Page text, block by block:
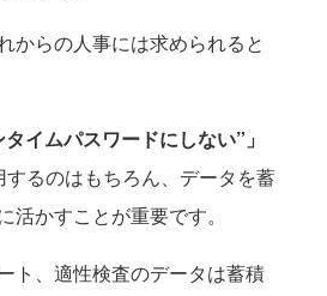
からの人事には求められると
イムパスワードにしない”」
るのはもちろん、データを蓄
かすことが重要です。
ト、適性検査のデータは蓄積